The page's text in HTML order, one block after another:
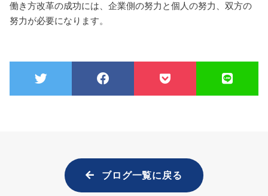
働き方改革の成功には、企業側の努力と個人の努力、双方の
努力が必要になります。
ブログ一覧に戻る